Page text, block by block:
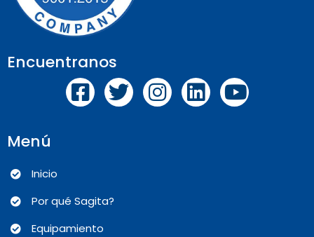
Encuentranos
Menú
Inicio
Por qué Sagita?
Equipamiento